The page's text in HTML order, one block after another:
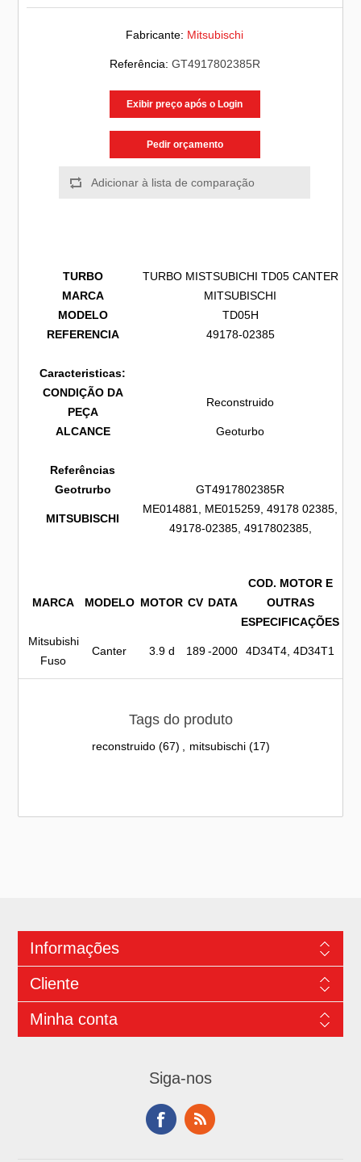
Fabricante: Mitsubischi
Referência: GT4917802385R
Exibir preço após o Login
Pedir orçamento
TURBO
TURBO MISTSUBICHI TD05 CANTER
MARCA
MITSUBISCHI
MODELO
TD05H
REFERENCIA
49178-02385
Caracteristicas:
CONDIÇÃO DA
PEÇA
Reconstruido
ALCANCE Geoturbo
Referências
Geotrurbo
GT4917802385R
MITSUBISCHI
ME014881, ME015259, 49178 02385,
49178-02385, 4917802385,
MARCA MODELO MOTOR CV DATA
COD. MOTOR E
OUTRAS
ESPECIFICAÇÕES
Mitsubishi
Fuso
Canter 3.9 d 189-2000 4D34T4, 4D34T1
Tags do produto
reconstruido (67) mitsubischi (17)
Informações
Cliente
Minha conta
Siga-nos